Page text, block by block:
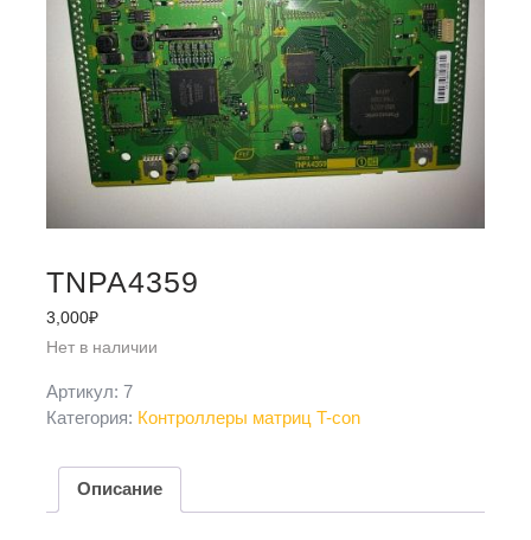
TNPA4359
3,000₽
Нет в наличии
Артикул: 7
Категория: Контроллеры матриц T-con
Описание